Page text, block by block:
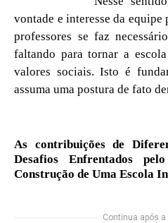
vontade e interesse da equipe
professores se faz
faltando para tornar a
valores sociais. Isto é
assuma uma postura de fato
As contribuições de
Desafios Enfrentados
Construção de Uma Escola
Continua após